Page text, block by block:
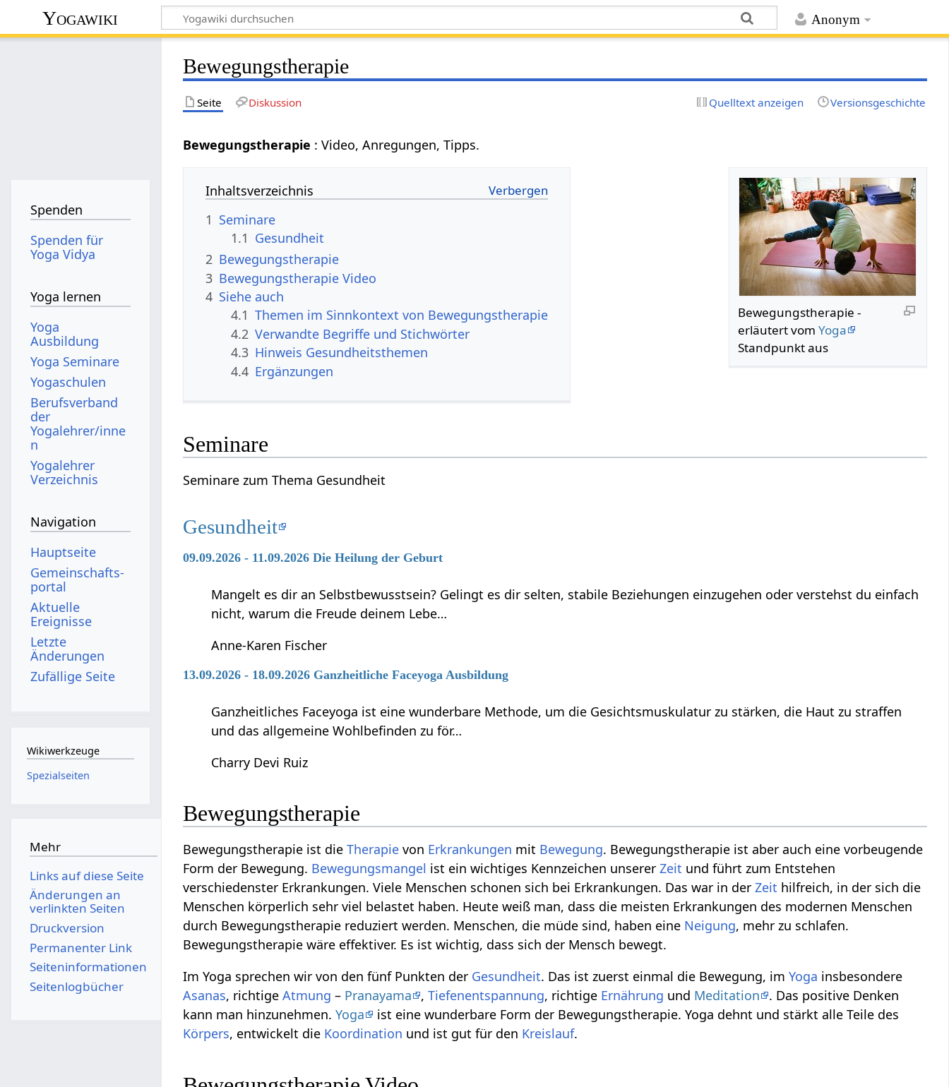
Anonym
Yogawiki
Bewegungstherapie
Seite Diskussion Quelltext anzeigen Versionsgeschichte
Bewegungstherapie : Video, Anregungen, Tipps.
Bewegungstherapie -
erläutert vomYoga
Standpunkt aus
Inhaltsverzeichnis
1 Seminare
1.1 Gesundheit
2 Bewegungstherapie
3 Bewegungstherapie Video
4 Siehe auch
4.1 Themen im Sinnkontext von Bewegungstherapie
4.2 Verwandte Begriffe und Stichwörter
4.3 Hinweis Gesundheitsthemen
4.4 Ergänzungen
Seminare
Seminare zum Thema Gesundheit
Gesundheit
09.09.2026 - 11.09.2026 Die Heilung der Geburt
Mangelt es dir an Selbstbewusstsein? Gelingt es dir selten, stabile Beziehungen einzugehen oder verstehst du einfach
nicht, warum die Freude deinem Lebe…
Anne-Karen Fischer
13.09.2026 - 18.09.2026 Ganzheitliche Faceyoga Ausbildung
Ganzheitliches Faceyoga ist eine wunderbare Methode, um die Gesichtsmuskulatur zu stärken, die Haut zu straffen
und das allgemeine Wohlbefinden zu för…
Charry Devi Ruiz
Bewegungstherapie
Bewegungstherapie ist dieTherapie von Erkrankungen mit Bewegung. Bewegungstherapie ist aber auch eine vorbeugende
Form der Bewegung. Bewegungsmangel ist ein wichtiges Kennzeichen unsererZeit und führt zum Entstehen
verschiedenster Erkrankungen. Viele Menschen schonen sich bei Erkrankungen. Das war in derZeit hilfreich, in der sich die
Menschen körperlich sehr viel belastet haben. Heute weiß man, dass die meisten Erkrankungen des modernen Menschen
durch Bewegungstherapie reduziert werden. Menschen, die müde sind, haben eine Neigung, mehr zu schlafen.
Bewegungstherapie wäre effektiver. Es ist wichtig, dass sich der Mensch bewegt.
Im Yoga sprechen wir von den fünf Punkten der Gesundheit. Das ist zuerst einmal die Bewegung, imYoga insbesondere
Asanas, richtigeAtmung – Pranayama ,Tiefenentspannung, richtige Ernährung und Meditation
. Das positive Denken
kann man hinzunehmen.Yoga
ist eine wunderbare Form der Bewegungstherapie. Yoga dehnt und stärkt alle Teile des
Körpers, entwickelt die Koordination und ist gut für den Kreislauf.
Spenden
Spenden für
Yoga Vidya
Yoga lernen
Yoga
Ausbildung
Yoga Seminare
Yogaschulen
Berufsverband
der
Yogalehrer/inne
n
Yogalehrer
Verzeichnis
Navigation
Hauptseite
Gemeinschafts­
portal
Aktuelle
Ereignisse
Letzte
Änderungen
Zufällige Seite
Wikiwerkzeuge
Spezialseiten
Mehr
Links auf diese Seite
Änderungen an
verlinkten Seiten
Druckversion
Permanenter Link
Seiten­­informationen
Seitenlogbücher